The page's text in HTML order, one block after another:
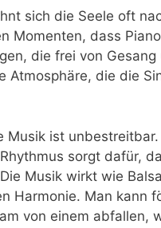
sich die Seele oft
Momenten, dass
die frei von
Atmosphäre, die die
Musik ist
sorgt dafür,
Musik wirkt wie
Harmonie. Man kann
von einem abfallen,